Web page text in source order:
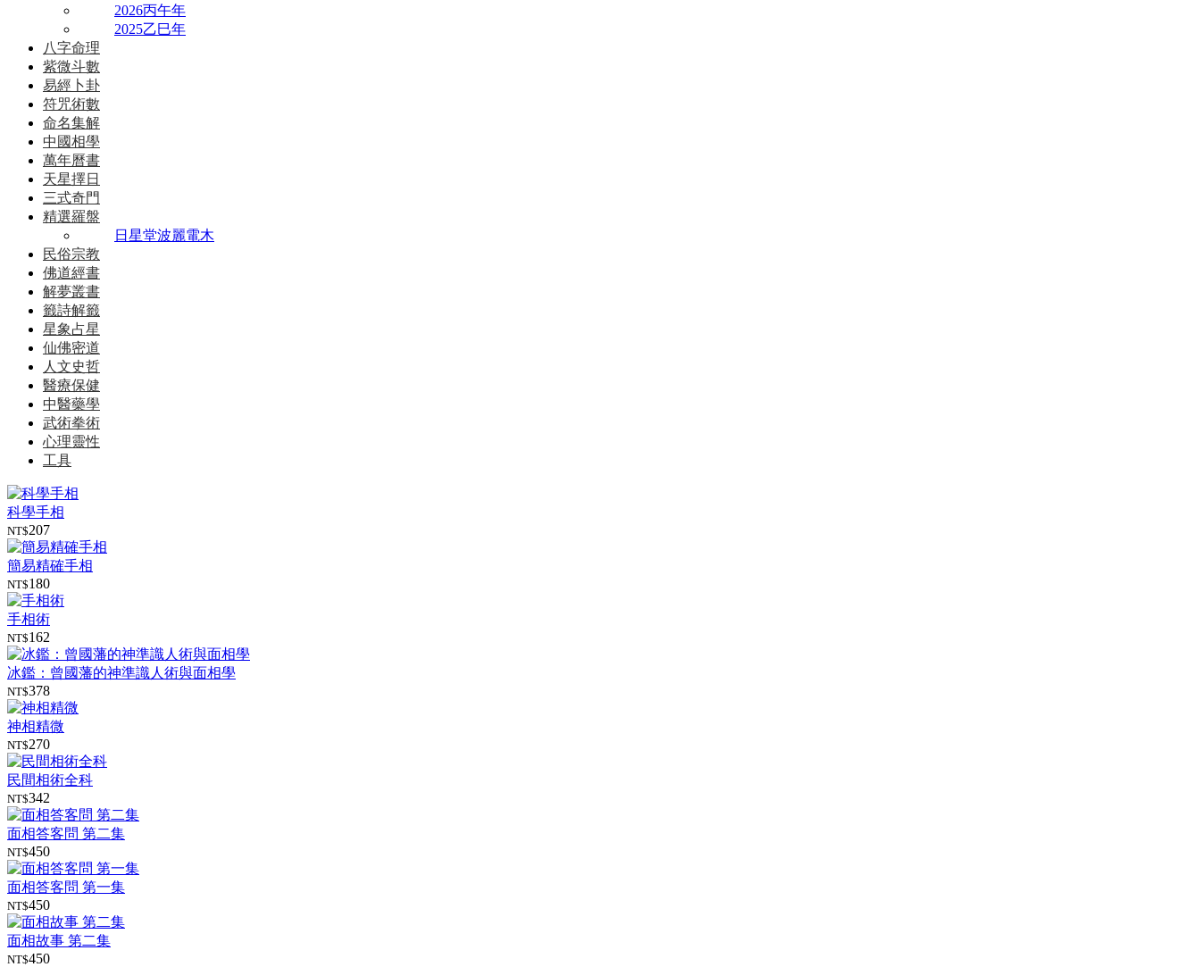
2026丙午年
2025乙巳年
八字命理
紫微斗數
易經卜卦
符咒術數
命名集解
中國相學
萬年曆書
天星擇日
三式奇門
精選羅盤
日星堂波麗電木
民俗宗教
佛道經書
解夢叢書
籤詩解籤
星象占星
仙佛密道
人文史哲
醫療保健
中醫藥學
武術拳術
心理靈性
工具
科學手相
NT$207
簡易精確手相
NT$180
手相術
NT$162
冰鑑：曾國藩的神準識人術與面相學
NT$378
神相精微
NT$270
民間相術全科
NT$342
面相答客問 第二集
NT$450
面相答客問 第一集
NT$450
面相故事 第二集
NT$450